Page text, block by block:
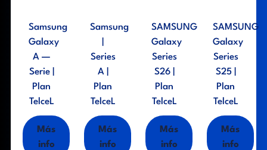
Samsung
Galaxy
A —
Serie |
Plan
TelceL
Más
info
Samsung
Series
A |
Plan
TelceL
Más
info
SAMSUNG
Galaxy
Series
S26 |
Plan
TelceL
Más
info
SAMSUNG
Galaxy
Series
S25 |
Plan
TelceL
Más
info